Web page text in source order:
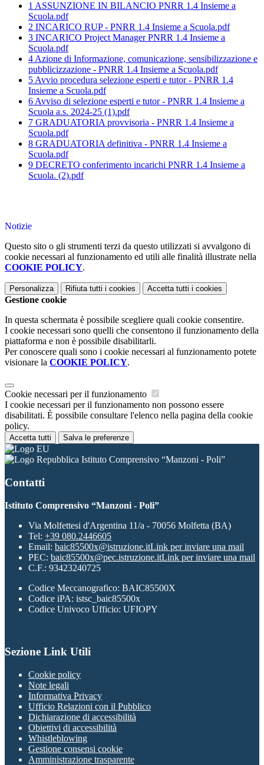
1 ASSUNZIONE IN BILANCIO PNRR 1.4 Insieme a
Scuola.pdf
2 INCARICO RUP - PNRR 1.4 Insieme a Scuola.pdf
3 INCARICO Project Manager PNRR 1.4 Insieme a
Scuola.pdf
4 Azione di Informazione, comunicazione, sensibilizzazione e
pubblicizzazione - PNRR 1.4 Insieme a Scuola.pdf
5 Avvio procedura selezione esperti e tutor - PNRR 1.4
Insieme a Scuola.pdf
6 Avviso di selezione esperti e tutor - PNRR 1.4 Insieme a
Scuola a.s. 2024-25 (1).pdf
7 GRADUATORIA provvisoria - PNRR 1.4 Insieme a
Scuola.pdf
8 GRADUATORIA definitiva - PNRR 1.4 Insieme a
Scuola.pdf
9 DECRETO conferimento incarichi PNRR 1.4 Insieme a
Scuola. (2).pdf
Notizie
Questo sito o gli strumenti terzi da questo utilizzati si avvalgono di
cookie necessari al funzionamento ed utili alle finalità illustrate nella
COOKIE POLICY.
Personalizza Rifiuta tutti i cookies Accetta tutti i cookies
Gestione cookie
In questa schermata è possibile scegliere quali cookie consentire.
I cookie necessari sono quelli che consentono il funzionamento della
piattaforma e non è possibile disabilitarli.
Per conoscere quali sono i cookie necessari al funzionamento potete
visionare la COOKIE POLICY.
Cookie necessari per il funzionamento
I cookie necessari per il funzionamento non possono essere
disabilitati. È possibile consultare l'elenco nella pagina della cookie
policy.
Accetta tutti Salva le preferenze
Istituto Comprensivo “Manzoni - Poli”
Contatti
Istituto Comprensivo “Manzoni - Poli”
Via Molfettesi d'Argentina 11/a - 70056 Molfetta (BA)
Tel: +39 080.2446605
Email: baic85500x@istruzione.itLink per inviare una mail
PEC: baic85500x@pec.istruzione.itLink per inviare una mail
C.F.: 93423240725
Codice Meccanografico: BAIC85500X
Codice iPA: istsc_baic85500x
Codice Univoco Ufficio: UFIOPY
Sezione Link Utili
Cookie policy
Note legali
Informativa Privacy
Ufficio Relazioni con il Pubblico
Dichiarazione di accessibilità
Obiettivi di accessibilità
Whistleblowing
Gestione consensi cookie
Amministrazione trasparente